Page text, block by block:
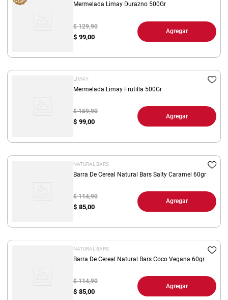
Mermelada Limay Durazno 500Gr
$ 99,00
$ 129,90
Agregar
LIMAY
Mermelada Limay Frutilla 500Gr
$ 99,00
$ 159,90
Agregar
NATURAL BARS
Barra De Cereal Natural Bars Salty Caramel 60gr
$ 85,00
$ 114,90
Agregar
NATURAL BARS
Barra De Cereal Natural Bars Coco Vegana 60gr
$ 85,00
$ 114,90
Agregar